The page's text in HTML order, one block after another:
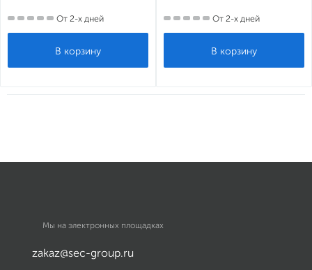
От 2-х дней От 2-х дней
Мы на электронных площадках
zakaz@sec-group.ru